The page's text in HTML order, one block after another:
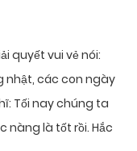
quyết vui vẻ nói:
nhật, các con ngày
Tối nay chúng ta
nàng là tốt rồi. Hắc